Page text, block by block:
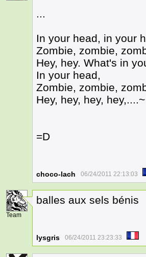
...
In your head, in your
Zombie, zombie,
Hey, hey. What's in
In your head,
Zombie, zombie,
Hey, hey, hey, hey,....~
=D
choco-lach 06/24/2011 22:13:03
8
Team
balles aux sels bénis
lysgris 06/24/2011 23:23:33